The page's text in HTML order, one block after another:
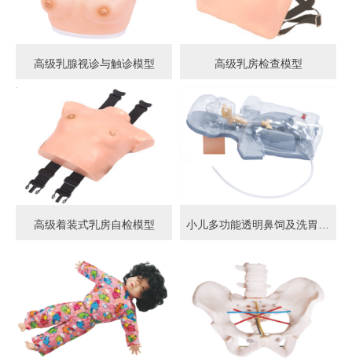
高级乳腺视诊与触诊模型 高级乳房检查模型
高级着装式乳房自检模型